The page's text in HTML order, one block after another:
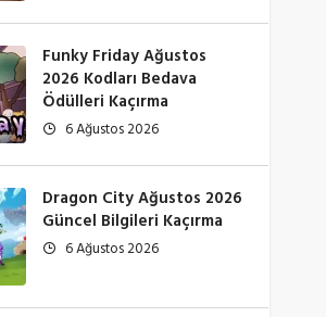
Funky Friday Ağustos
2026 Kodları Bedava
Ödülleri Kaçırma
6 Ağustos 2026
Dragon City Ağustos 2026
Güncel Bilgileri Kaçırma
6 Ağustos 2026